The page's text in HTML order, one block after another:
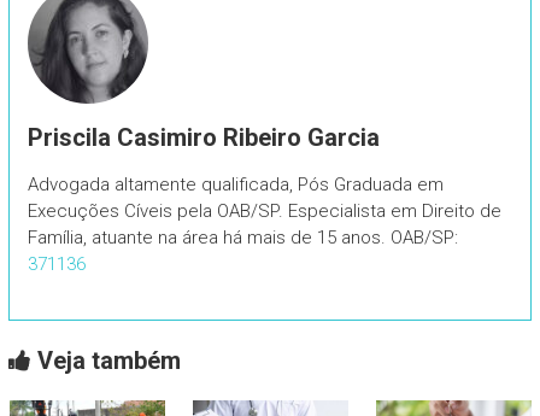
Priscila Casimiro Ribeiro Garcia
Advogada altamente qualificada, Pós Graduada em
Execuções Cíveis pela OAB/SP. Especialista em Direito de
Família, atuante na área há mais de 15 anos. OAB/SP:
371136
Veja também